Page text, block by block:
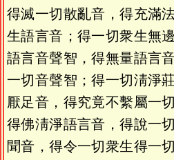
得滅一切散亂音，得充滿
生語言音；得一切衆生無
語言音聲智，得無量語言
一切音聲智；得一切淸淨
厭足音，得究竟不繫屬一
得佛淸淨語言音，得說一
聞音，得令一切衆生得一